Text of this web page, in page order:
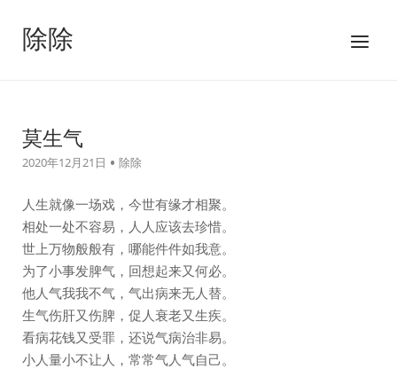
除除
菜
莫生气
2020年12月21日 除除
人生就像一场戏，今世有缘才相聚。
相处一处不容易，人人应该去珍惜。
世上万物般般有，哪能件件如我意。
为了小事发脾气，回想起来又何必。
他人气我我不气，气出病来无人替。
生气伤肝又伤脾，促人衰老又生疾。
看病花钱又受罪，还说气病治非易。
小人量小不让人，常常气人气自己。